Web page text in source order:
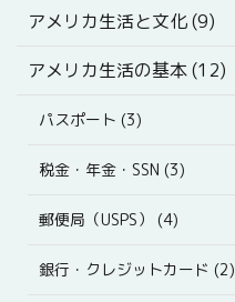
アメリカ生活と文化 (9)
アメリカ生活の基本 (12)
パスポート (3)
税金・年金・SSN (3)
郵便局（USPS） (4)
銀行・クレジットカード (2)